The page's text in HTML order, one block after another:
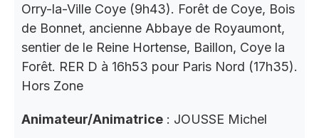
Orry-la-Ville Coye (9h43). Forêt de Coye, Bois
de Bonnet, ancienne Abbaye de Royaumont,
sentier de le Reine Hortense, Baillon, Coye la
Forêt. RER D à 16h53 pour Paris Nord (17h35).
Hors Zone
Animateur/Animatrice : JOUSSE Michel